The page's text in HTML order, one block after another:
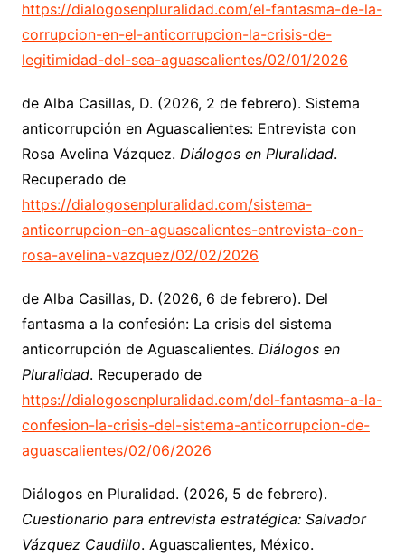
https://dialogosenpluralidad.com/el-fantasma-de-la-
corrupcion-en-el-anticorrupcion-la-crisis-de-
legitimidad-del-sea-aguascalientes/02/01/2026
de Alba Casillas, D. (2026, 2 de febrero). Sistema
anticorrupción en Aguascalientes: Entrevista con
Rosa Avelina Vázquez. Diálogos en Pluralidad.
Recuperado de
https://dialogosenpluralidad.com/sistema-
anticorrupcion-en-aguascalientes-entrevista-con-
rosa-avelina-vazquez/02/02/2026
de Alba Casillas, D. (2026, 6 de febrero). Del
fantasma a la confesión: La crisis del sistema
anticorrupción de Aguascalientes. Diálogos en
Pluralidad. Recuperado de
https://dialogosenpluralidad.com/del-fantasma-a-la-
confesion-la-crisis-del-sistema-anticorrupcion-de-
aguascalientes/02/06/2026
Diálogos en Pluralidad. (2026, 5 de febrero).
Cuestionario para entrevista estratégica: Salvador
Vázquez Caudillo. Aguascalientes, México.